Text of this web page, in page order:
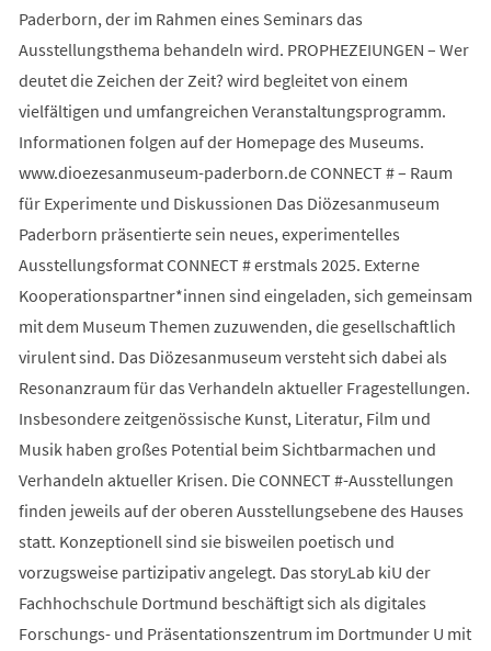
Paderborn, der im Rahmen eines Seminars das
Ausstellungsthema behandeln wird. PROPHEZEIUNGEN – Wer
deutet die Zeichen der Zeit? wird begleitet von einem
vielfältigen und umfangreichen Veranstaltungsprogramm.
Informationen folgen auf der Homepage des Museums.
www.dioezesanmuseum-paderborn.de CONNECT # – Raum
für Experimente und Diskussionen Das Diözesanmuseum
Paderborn präsentierte sein neues, experimentelles
Ausstellungsformat CONNECT # erstmals 2025. Externe
Kooperationspartner*innen sind eingeladen, sich gemeinsam
mit dem Museum Themen zuzuwenden, die gesellschaftlich
virulent sind. Das Diözesanmuseum versteht sich dabei als
Resonanzraum für das Verhandeln aktueller Fragestellungen.
Insbesondere zeitgenössische Kunst, Literatur, Film und
Musik haben großes Potential beim Sichtbarmachen und
Verhandeln aktueller Krisen. Die CONNECT #-Ausstellungen
finden jeweils auf der oberen Ausstellungsebene des Hauses
statt. Konzeptionell sind sie bisweilen poetisch und
vorzugsweise partizipativ angelegt. Das storyLab kiU der
Fachhochschule Dortmund beschäftigt sich als digitales
Forschungs- und Präsentationszentrum im Dortmunder U mit